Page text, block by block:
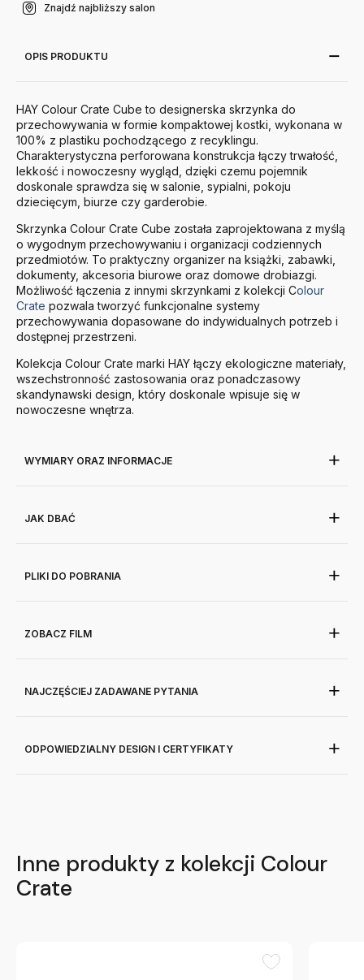
Znajdź najbliższy salon
OPIS PRODUKTU
HAY Colour Crate Cube to designerska skrzynka do
przechowywania w formie kompaktowej kostki, wykonana w
100% z plastiku pochodzącego z recyklingu.
Charakterystyczna perforowana konstrukcja łączy trwałość,
lekkość i nowoczesny wygląd, dzięki czemu pojemnik
doskonale sprawdza się w salonie, sypialni, pokoju
dziecięcym, biurze czy garderobie.
Skrzynka Colour Crate Cube została zaprojektowana z myślą
o wygodnym przechowywaniu i organizacji codziennych
przedmiotów. To praktyczny organizer na książki, zabawki,
dokumenty, akcesoria biurowe oraz domowe drobiazgi.
Możliwość łączenia z innymi skrzynkami z kolekcji Colour
Crate pozwala tworzyć funkcjonalne systemy
przechowywania dopasowane do indywidualnych potrzeb i
dostępnej przestrzeni.
Kolekcja Colour Crate marki HAY łączy ekologiczne materiały,
wszechstronność zastosowania oraz ponadczasowy
skandynawski design, który doskonale wpisuje się w
nowoczesne wnętrza.
WYMIARY ORAZ INFORMACJE
JAK DBAĆ
PLIKI DO POBRANIA
ZOBACZ FILM
NAJCZĘŚCIEJ ZADAWANE PYTANIA
ODPOWIEDZIALNY DESIGN I CERTYFIKATY
Inne produkty z kolekcji Colour
Crate